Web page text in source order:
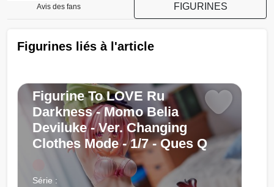
Avis des fans
FIGURINES
Figurines liés à l'article
Figurine To LOVE Ru
Darkness - Momo Belia
Deviluke - Ver. Changing
Clothes Mode - 1/7 - Ques Q
Série :